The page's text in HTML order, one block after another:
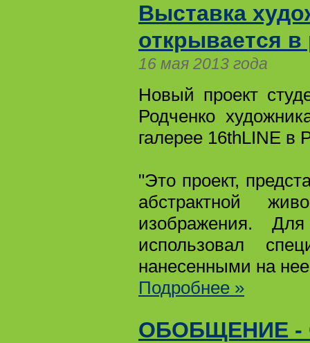
Выставка
открывается в
16 мая 2013 года
Новый проект
Родченко
галерее 16thLINE в
"Это проект,
абстрактной
изображения.
использовал
нанесенными на
Подробнее »
ОБОБЩЕНИЕ -